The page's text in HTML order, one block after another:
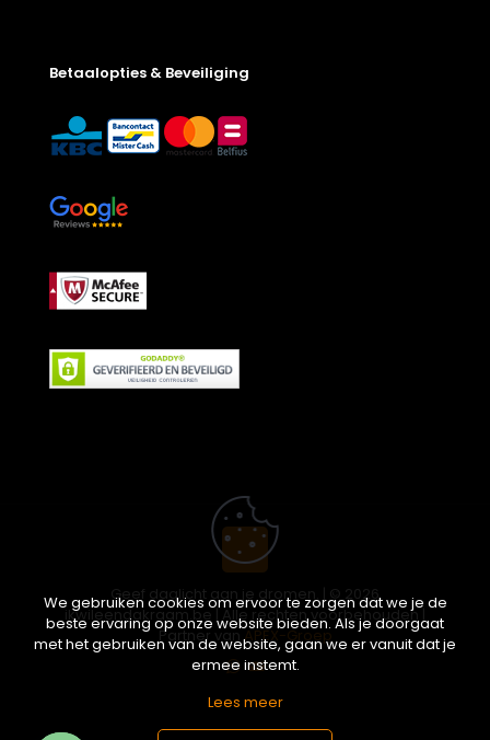
Betaalopties & Beveiliging
Geef daglicht aan je dromen. | © 2026
ikwileendakraam.be | Alle rechten voorbehouden |
Partner vanAPEX-Groep
We gebruiken cookies om ervoor te zorgen dat we je de
beste ervaring op onze website bieden. Als je doorgaat
met het gebruiken van de website, gaan we er vanuit dat je
ermee instemt.
Lees meer